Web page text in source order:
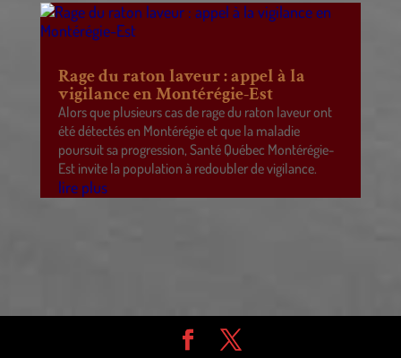
Rage du raton laveur : appel à la
vigilance en Montérégie-Est
Alors que plusieurs cas de rage du raton laveur ont
été détectés en Montérégie et que la maladie
poursuit sa progression, Santé Québec Montérégie-
Est invite la population à redoubler de vigilance.
lire plus